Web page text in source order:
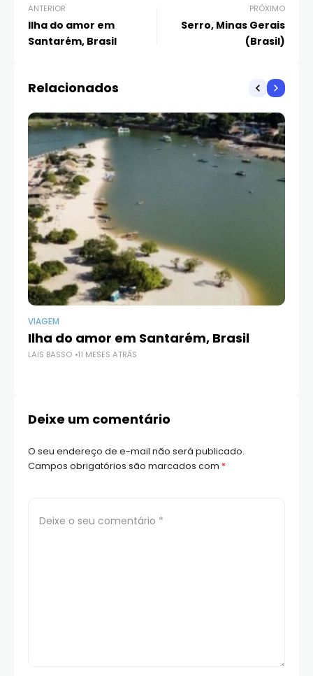
ANTERIOR
Ilha do amor em
Santarém, Brasil
PRÓXIMO
Serro, Minas Gerais
(Brasil)
Relacionados
VIAGEM
Ilha do amor em Santarém, Brasil
LAIS BASSO 11 MESES ATRÁS
Deixe um comentário
O seu endereço de e-mail não será publicado.
Campos obrigatórios são marcados com *